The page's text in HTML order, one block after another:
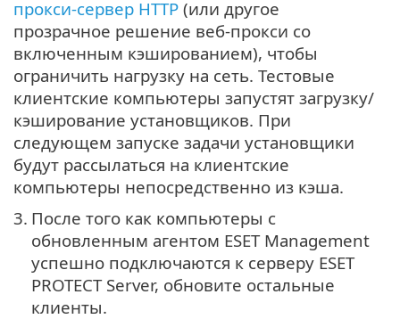
прокси-сервер HTTP (или другое
прозрачное решение веб-прокси со
включенным кэшированием), чтобы
ограничить нагрузку на сеть. Тестовые
клиентские компьютеры запустят загрузку/
кэширование установщиков. При
следующем запуске задачи установщики
будут рассылаться на клиентские
компьютеры непосредственно из кэша.
3. После того как компьютеры с
обновленным агентом ESET Management
успешно подключаются к серверу ESET
PROTECT Server, обновите остальные
клиенты.